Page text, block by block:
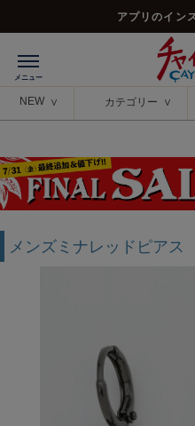
アプリのイン
NEW カテゴリー
メンズミナレッドピアス